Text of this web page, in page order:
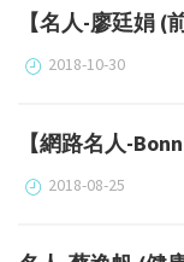
【名人-廖廷娟 (
2018-10-30
【網路名人-
2018-08-25